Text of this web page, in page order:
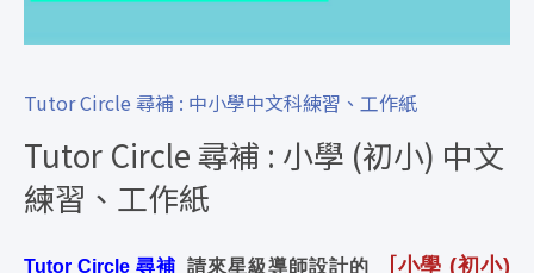
Tutor Circle 尋補 : 中小學中文科練習、工作紙
Tutor Circle 尋補 : 小學 (初小) 中文
練習、工作紙
Tutor Circle 尋補 請來星級導師設計的 ［小學 (初小)